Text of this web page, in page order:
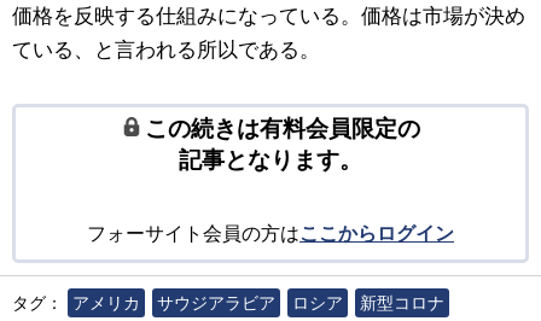
価格を反映する仕組みになっている。価格は市場が決め
ている、と言われる所以である。
この続きは有料会員限定の
記事となります。
フォーサイト会員の方はここからログイン
タグ： アメリカ サウジアラビア ロシア
新型コロナ